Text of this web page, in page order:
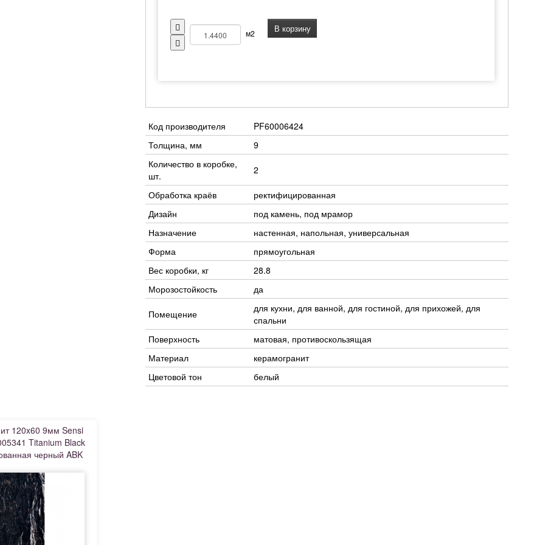
м2 В корзину
Код производителя
PF60006424
Толщина, мм
9
Количество в коробке,
шт.
2
Обработка краёв
ректифицированная
Дизайн
под камень, под мрамор
Назначение
настенная, напольная, универсальная
Форма
прямоугольная
Вес коробки, кг
28.8
Морозостойкость
да
Помещение
для кухни, для ванной, для гостиной, для прихожей, для
спальни
Поверхность
матовая, противоскользящая
Материал
керамогранит
Цветовой тон
белый
120x60 9мм Sensi
Titanium Black
черный ABK